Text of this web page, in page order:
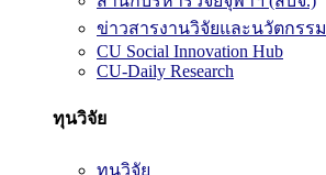
ข่าวสารงานวิจัยและนวัตกรรม
CU Social Innovation Hub
CU-Daily Research
ทุนวิจัย
ทุนวิจัย